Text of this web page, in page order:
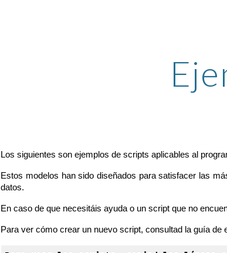
Los siguientes son ejemplos de scripts aplicables al
Estos modelos han sido diseñados para satisfacer las
datos.
En caso de que necesitáis ayuda o un script que no
Para ver cómo crear un nuevo script, consultad la guía de